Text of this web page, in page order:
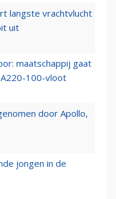
langste vrachtvlucht
uit
maatschappij gaat
100-vloot
door Apollo,
jongen in de